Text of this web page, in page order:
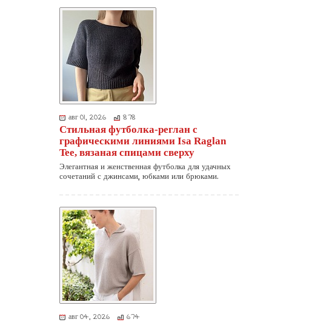
авг 01, 2026 878
Стильная футболка-реглан с
графическими линиями Isa Raglan
Tee, вязаная спицами сверху
Элегантная и женственная футболка для удачных
сочетаний с джинсами, юбками или брюками.
авг 04, 2026 674